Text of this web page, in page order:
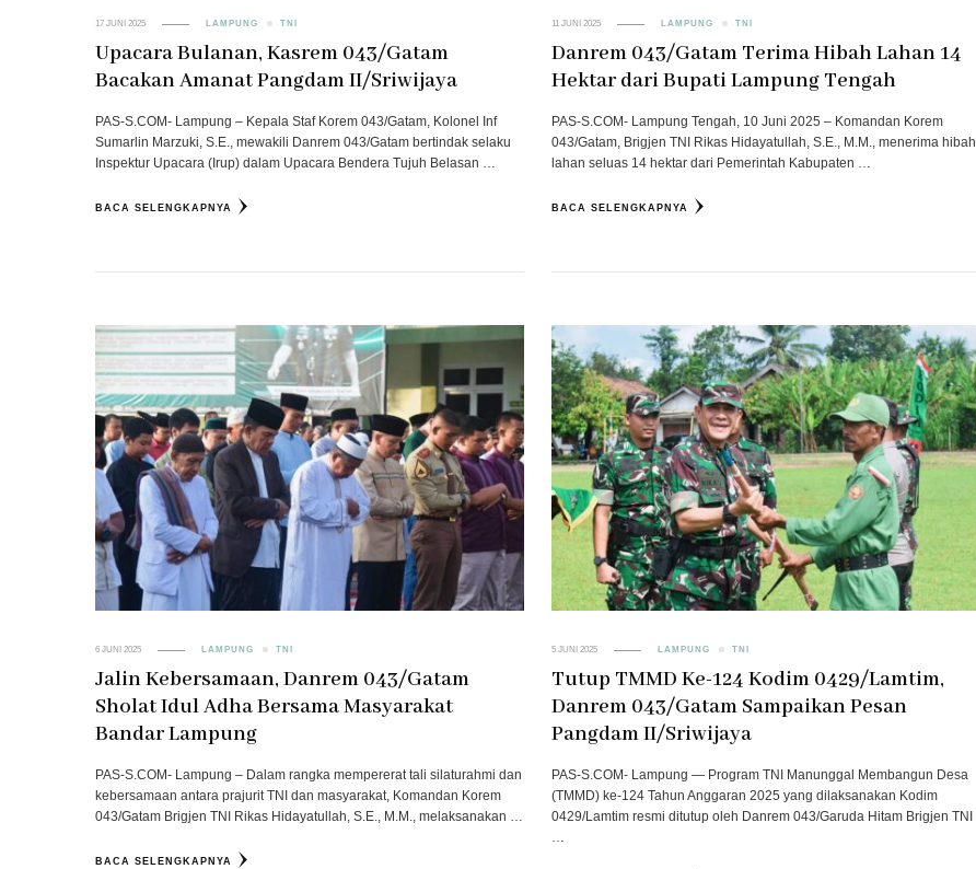
17 JUNI 2025 LAMPUNG TNI
Upacara Bulanan, Kasrem 043/Gatam
Bacakan Amanat Pangdam II/Sriwijaya
PAS-S.COM- Lampung – Kepala Staf Korem 043/Gatam, Kolonel Inf
Sumarlin Marzuki, S.E., mewakili Danrem 043/Gatam bertindak selaku
Inspektur Upacara (Irup) dalam Upacara Bendera Tujuh Belasan …
BACA SELENGKAPNYA
11 JUNI 2025 LAMPUNG TNI
Danrem 043/Gatam Terima Hibah Lahan 14
Hektar dari Bupati Lampung Tengah
PAS-S.COM- Lampung Tengah, 10 Juni 2025 – Komandan Korem
043/Gatam, Brigjen TNI Rikas Hidayatullah, S.E., M.M., menerima hibah
lahan seluas 14 hektar dari Pemerintah Kabupaten …
BACA SELENGKAPNYA
6 JUNI 2025 LAMPUNG TNI
Jalin Kebersamaan, Danrem 043/Gatam
Sholat Idul Adha Bersama Masyarakat
Bandar Lampung
PAS-S.COM- Lampung – Dalam rangka mempererat tali silaturahmi dan
kebersamaan antara prajurit TNI dan masyarakat, Komandan Korem
043/Gatam Brigjen TNI Rikas Hidayatullah, S.E., M.M., melaksanakan …
BACA SELENGKAPNYA
5 JUNI 2025 LAMPUNG TNI
Tutup TMMD Ke-124 Kodim 0429/Lamtim,
Danrem 043/Gatam Sampaikan Pesan
Pangdam II/Sriwijaya
PAS-S.COM- Lampung — Program TNI Manunggal Membangun Desa
(TMMD) ke-124 Tahun Anggaran 2025 yang dilaksanakan Kodim
0429/Lamtim resmi ditutup oleh Danrem 043/Garuda Hitam Brigjen TNI
…